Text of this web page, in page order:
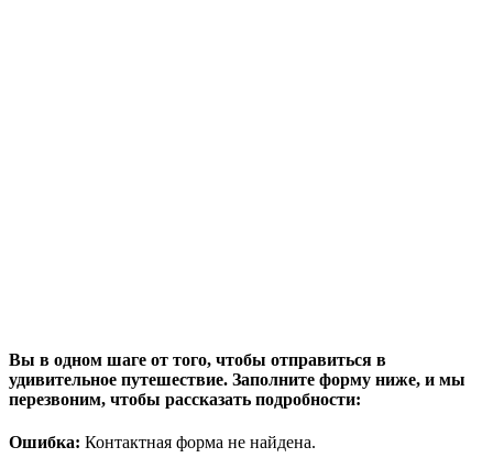
Вы в одном шаге от того, чтобы отправиться в
удивительное путешествие. Заполните форму ниже, и мы
перезвоним, чтобы рассказать подробности:
Ошибка: Контактная форма не найдена.